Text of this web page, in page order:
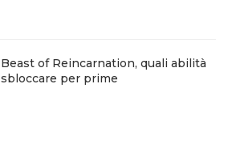
Beast of Reincarnation, quali abilità
sbloccare per prime